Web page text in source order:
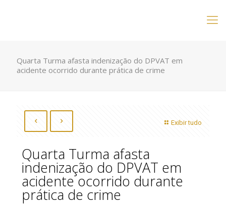
Quarta Turma afasta indenização do DPVAT em
acidente ocorrido durante prática de crime
Exibir tudo
Quarta Turma afasta
indenização do DPVAT em
acidente ocorrido durante
prática de crime